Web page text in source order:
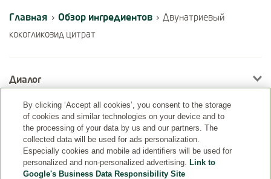
Главная › Обзор ингредиентов › Двунатриевый
кокогликозид цитрат
Диалог
Информация
By clicking ‘Accept all cookies’, you consent to the storage
of cookies and similar technologies on your device and to
the processing of your data by us and our partners. The
collected data will be used for ads personalization.
Especially cookies and mobile ad identifiers will be used for
personalized and non-personalized advertising. Link to
Google's Business Data Responsibility Site